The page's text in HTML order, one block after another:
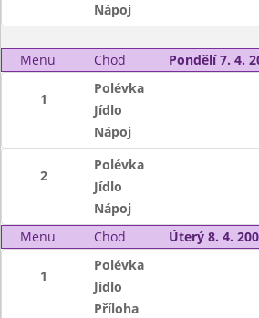
Nápoj
Menu Chod Pondělí 7. 4.
1
Polévka
Jídlo
Nápoj
2
Polévka
Jídlo
Nápoj
Menu
Chod Úterý 8. 4.
1
Polévka
Jídlo
Příloha